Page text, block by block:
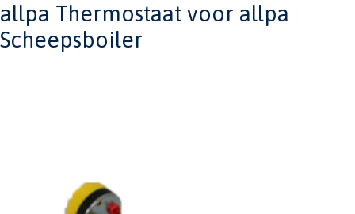
allpa Thermostaat voor allpa
Scheepsboiler